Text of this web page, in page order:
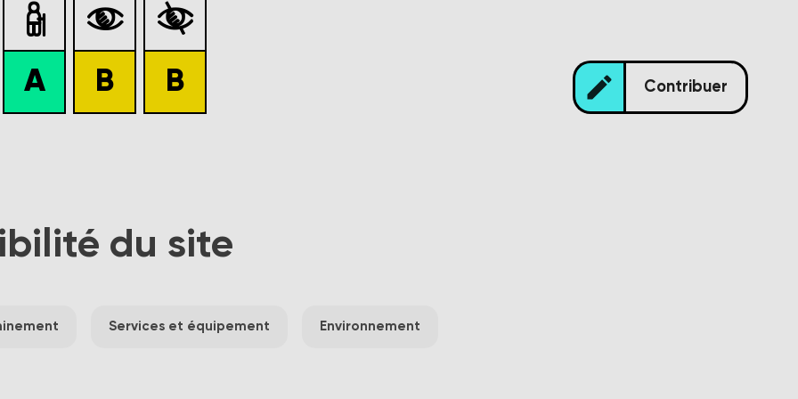

A

B

B edit Contribuer
du site
Services et équipement Environnement
le lieu